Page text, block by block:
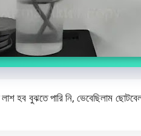
লাশ হব বুঝতে পারি নি, ভেবেছিলাম